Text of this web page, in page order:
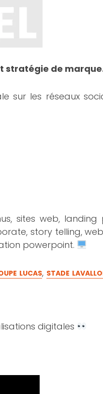
stratégie de
sur les réseaux
sites web, landing
story telling,
powerpoint.
LUCAS, STADE
digitales